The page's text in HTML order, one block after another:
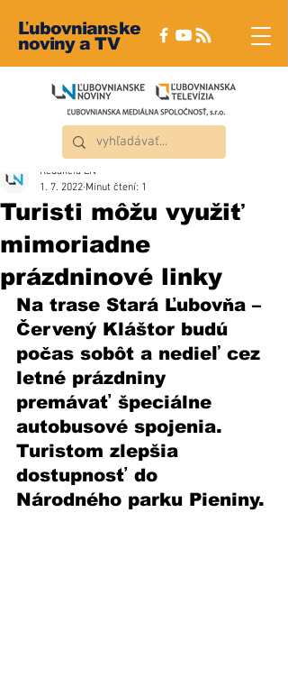
Ľubovnianske
noviny a TV
Turisti môžu využiť
mimoriadne
prázdninové linky
Redakcia ĽN
1. 7. 2022 Minut čtení: 1
Na trase Stará Ľubovňa –
Červený Kláštor budú
počas sobôt a nedieľ cez
letné prázdniny
premávať špeciálne
autobusové spojenia.
Turistom zlepšia
dostupnosť do
Národného parku Pieniny.